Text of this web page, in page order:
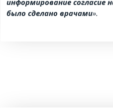
было сделано врачами».